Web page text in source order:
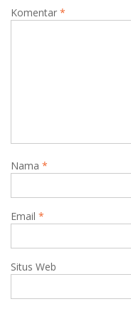
Komentar *
Nama *
Email *
Situs Web